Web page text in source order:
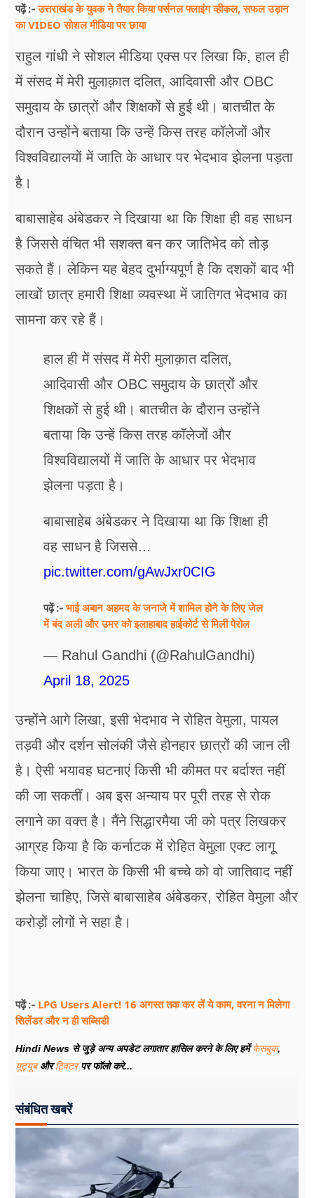
पढ़ें :-उत्तराखंड के युवक ने तैयार किया पर्सनल फ्लाइंग व्हीकल, सफल उड़ान
का VIDEO सोशल मीडिया पर छाया
राहुल गांधी ने सोशल मीडिया एक्स पर लिखा कि, हाल ही
में संसद में मेरी मुलाक़ात दलित, आदिवासी और OBC
समुदाय के छात्रों और शिक्षकों से हुई थी। बातचीत के
दौरान उन्होंने बताया कि उन्हें किस तरह कॉलेजों और
विश्वविद्यालयों में जाति के आधार पर भेदभाव झेलना पड़ता
है।
बाबासाहेब अंबेडकर ने दिखाया था कि शिक्षा ही वह साधन
है जिससे वंचित भी सशक्त बन कर जातिभेद को तोड़
सकते हैं। लेकिन यह बेहद दुर्भाग्यपूर्ण है कि दशकों बाद भी
लाखों छात्र हमारी शिक्षा व्यवस्था में जातिगत भेदभाव का
सामना कर रहे ‌हैं।
हाल ही में संसद में मेरी मुलाक़ात दलित,
आदिवासी और OBC समुदाय के छात्रों और
शिक्षकों से हुई थी। बातचीत के दौरान उन्होंने
बताया कि उन्हें किस तरह कॉलेजों और
विश्वविद्यालयों में जाति के आधार पर भेदभाव
झेलना पड़ता है।
बाबासाहेब अंबेडकर ने दिखाया था कि शिक्षा ही
वह साधन है जिससे…
pic.twitter.com/gAwJxr0CIG
पढ़ें :- भाई अबान अहमद के जनाजे में शामिल होने के लिए जेल
में बंद अली और उमर को इलाहाबाद हाईकोर्ट से मिली पेरोल
— Rahul Gandhi (@RahulGandhi)
April 18, 2025
उन्होंने आगे लिखा, इसी भेदभाव ने रोहित वेमुला, पायल
तड़वी और दर्शन सोलंकी जैसे होनहार छात्रों की जान ली
है। ऐसी भयावह घटनाएं किसी भी कीमत पर बर्दाश्त नहीं
की जा सकतीं। अब इस अन्याय पर पूरी तरह से रोक
लगाने का वक्त है।‌ मैंने सिद्धारमैया जी को पत्र लिखकर
आग्रह किया है कि कर्नाटक में रोहित वेमुला एक्ट लागू
किया जाए। भारत के किसी भी बच्चे को वो जातिवाद नहीं
झेलना चाहिए, जिसे बाबासाहेब अंबेडकर, रोहित वेमुला और
करोड़ों लोगों ने सहा है।
पढ़ें :- LPG Users Alert! 16 अगस्त तक कर लें ये काम, वरना न मिलेगा
सिलेंडर और न ही सब्सिडी
Hindi News से जुड़े अन्य अपडेट लगातार हासिल करने के लिए हमेंफेसबुक,
यूट्यूबऔरट्विटरपर फॉलो करे...
संबंधित खबरें